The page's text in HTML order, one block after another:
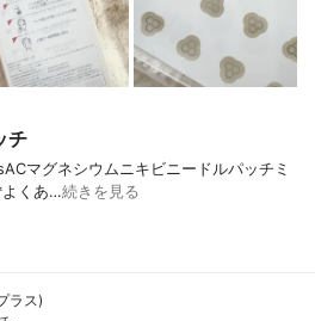
チ
マグネシウムニキビニードルパッチミ
よくあ…続きを見る
ラス)